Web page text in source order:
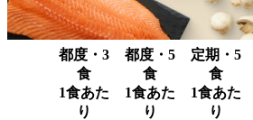
都度・3
食
1食あた
り
都度・5
食
1食あた
り
定期・5
食
1食あた
り